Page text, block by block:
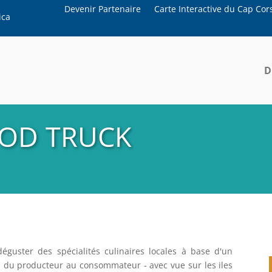
Devenir Partenaire Carte Interactive du Cap
TRUCK
des spécialités culinaires locales à base d'un
producteur au consommateur - avec vue sur les iles